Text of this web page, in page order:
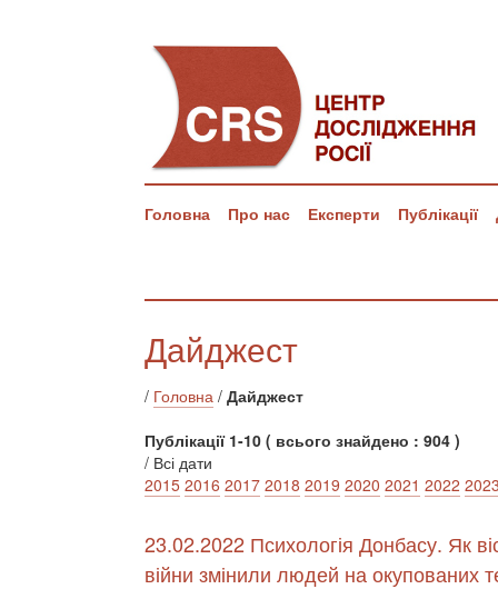
Головна Про нас Експерти Публікації
Дайджест
/ Головна / Дайджест
Публікації 1-10 ( всього знайдено : 904 )
/ Всі дати
2015 2016 2017 2018 2019 2020 2021 2022
23.02.2022 Психологія Донбасу. Як
війни змінили людей на окупованих